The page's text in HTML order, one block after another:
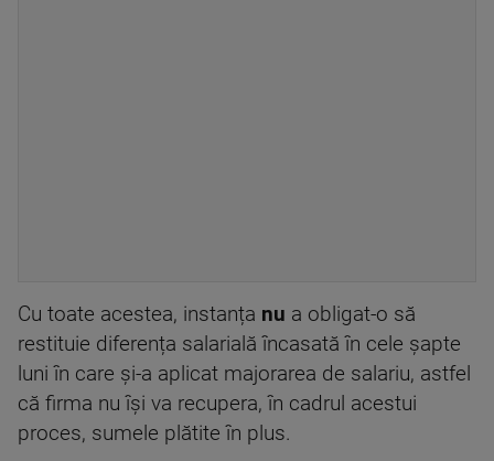
Cu toate acestea, instanța nu a obligat-o să
restituie diferența salarială încasată în cele șapte
luni în care și-a aplicat majorarea de salariu, astfel
că firma nu își va recupera, în cadrul acestui
proces, sumele plătite în plus.